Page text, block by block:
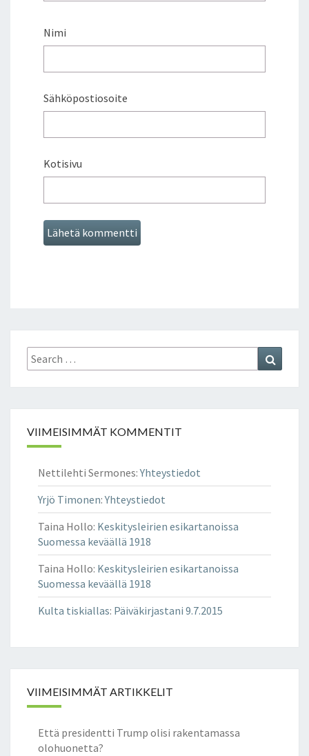
Nimi
Sähköpostiosoite
Kotisivu
Search
for:
VIIMEISIMMÄT KOMMENTIT
Nettilehti Sermones:Yhteystiedot
Yrjö Timonen:Yhteystiedot
Taina Hollo: Keskitysleirien esikartanoissa
Suomessa keväällä 1918
Taina Hollo: Keskitysleirien esikartanoissa
Suomessa keväällä 1918
Kulta tiskiallas: Päiväkirjastani 9.7.2015
VIIMEISIMMÄT ARTIKKELIT
Että presidentti Trump olisi rakentamassa
olohuonetta?